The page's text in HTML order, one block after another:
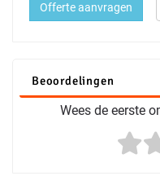
Offerte aanvragen
Beoordelingen
Wees de eerste